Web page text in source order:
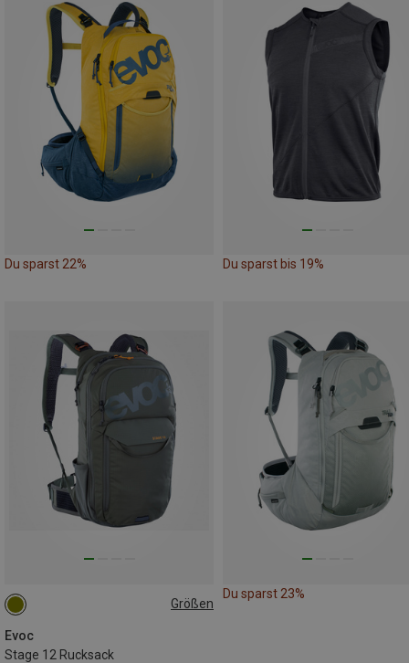
Du sparst 22% Du sparst bis 19%
Größen
Evoc
Stage 12 Rucksack
12L
Du sparst 23%